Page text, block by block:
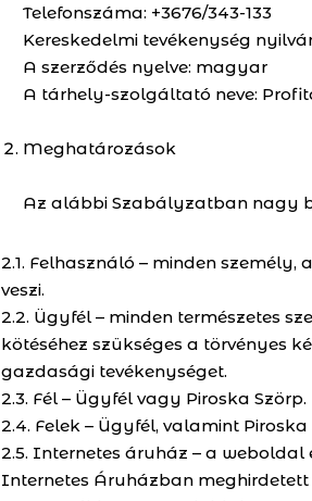
Telefonszáma: +3676/343-133
Kereskedelmi tevékenység
A szerződés nyelve: magyar
A tárhely-szolgáltató neve:
Meghatározások
Az alábbi Szabályzatban nagy
2.1. Felhasználó – minden
veszi.
2.2. Ügyfél – minden természetes
kötéséhez szükséges a törvényes
gazdasági tevékenységet.
2.3. Fél – Ügyfél vagy Piroska Szörp.
2.4. Felek – Ügyfél, valamint
2.5. Internetes áruház – a weboldal
Internetes Áruházban